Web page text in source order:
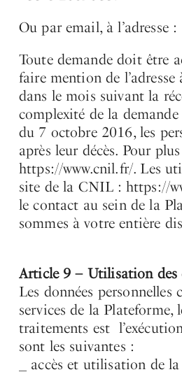
Ou par email, à l’adresse :
Toute demande doit être
faire mention de
dans le mois suivant la
complexité de la
du 7 octobre 2016, les
après leur décès. Pour
https://www.cnil.fr/. Les
site de la CNIL : https://
le contact au sein de la
sommes à votre entière
Article 9 – Utilisation des
Les données
services de la Plateforme,
traitements est
sont les suivantes :
_ accès et utilisation de